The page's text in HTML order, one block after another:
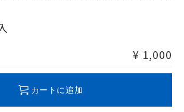
が混在する可能性があります。
い。
¥ 1,000
カートに追加